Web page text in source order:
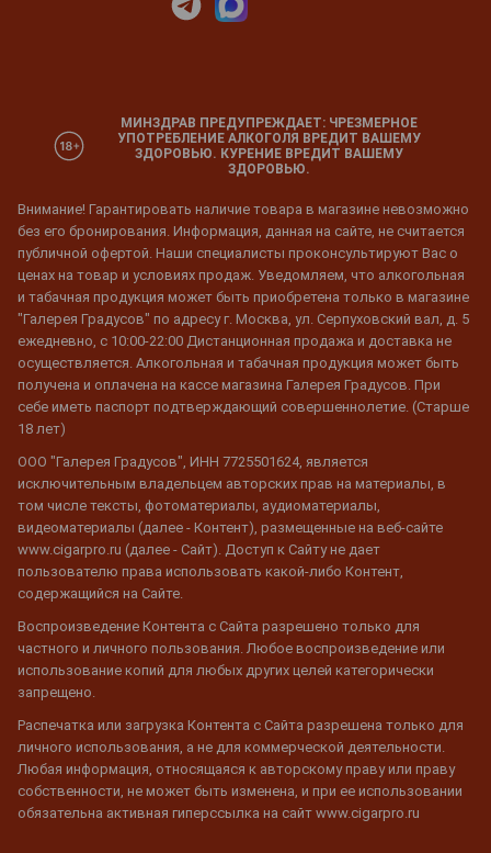
МИНЗДРАВ ПРЕДУПРЕЖДАЕТ: ЧРЕЗМЕРНОЕ
УПОТРЕБЛЕНИЕ АЛКОГОЛЯ ВРЕДИТ ВАШЕМУ
ЗДОРОВЬЮ. КУРЕНИЕ ВРЕДИТ ВАШЕМУ
ЗДОРОВЬЮ.
Внимание! Гарантировать наличие товара в магазине невозможно
без его бронирования. Информация, данная на сайте, не считается
публичной офертой. Наши специалисты проконсультируют Вас о
ценах на товар и условиях продаж. Уведомляем, что алкогольная
и табачная продукция может быть приобретена только в магазине
"Галерея Градусов" по адресу г. Москва, ул. Серпуховский вал, д. 5
ежедневно, с 10:00-22:00 Дистанционная продажа и доставка не
осуществляется. Алкогольная и табачная продукция может быть
получена и оплачена на кассе магазина Галерея Градусов. При
себе иметь паспорт подтверждающий совершеннолетие. (Старше
18 лет)
ООО "Галерея Градусов", ИНН 7725501624, является
исключительным владельцем авторских прав на материалы, в
том числе тексты, фотоматериалы, аудиоматериалы,
видеоматериалы (далее - Контент), размещенные на веб-сайте
www.cigarpro.ru (далее - Сайт). Доступ к Сайту не дает
пользователю права использовать какой-либо Контент,
содержащийся на Сайте.
Воспроизведение Контента с Сайта разрешено только для
частного и личного пользования. Любое воспроизведение или
использование копий для любых других целей категорически
запрещено.
Распечатка или загрузка Контента с Сайта разрешена только для
личного использования, а не для коммерческой деятельности.
Любая информация, относящаяся к авторскому праву или праву
собственности, не может быть изменена, и при ее использовании
обязательна активная гиперссылка на сайт www.cigarpro.ru